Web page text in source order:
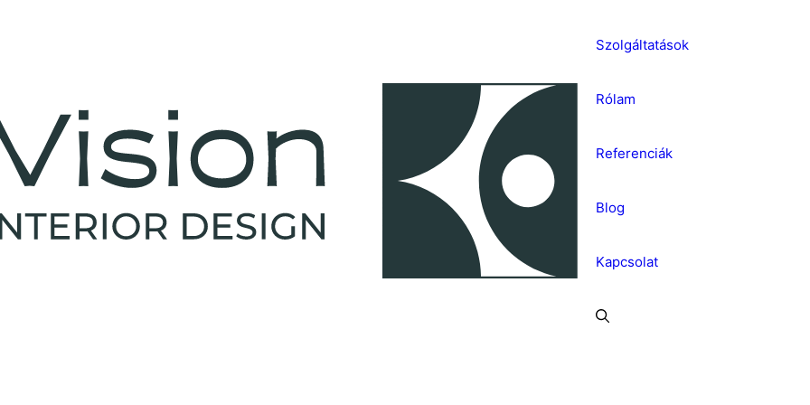
Szolgáltatások
Rólam
Referenciák
Blog
Kapcsolat